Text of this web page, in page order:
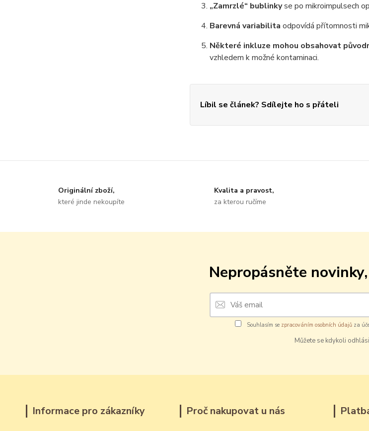
„Zamrzlé“ bublinkyse po mikroimpulsech
Barevná variabilita odpovídá přítomnosti
Některé inkluze mohou obsahovat
vzhledem k možné kontaminaci.
Líbil se článek? Sdílejte ho s přáteli
Originální zboží,
které jinde nekoupíte
Kvalita a pravost,
za kterou ručíme
Nepropásněte
Souhlasím se zpracováním osobních údajůza
Můžete se kdykoli
Informace pro zákazníky Proč nakupovat u nás